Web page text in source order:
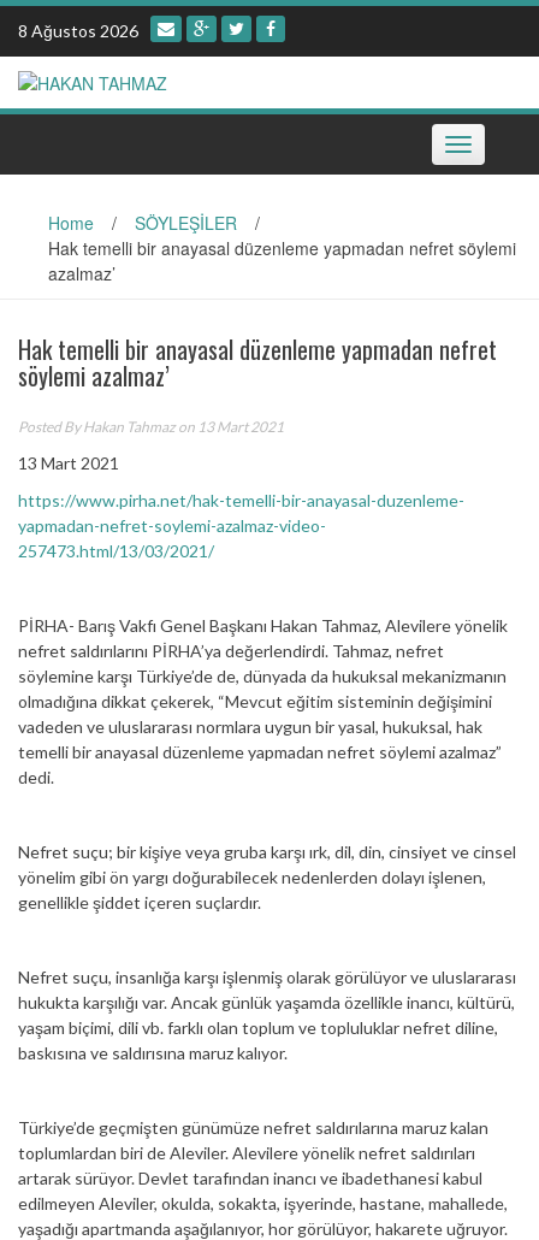
Skip
content
8 Ağustos 2026
Toggle
navigation
Home / SÖYLEŞİLER
/
Hak temelli bir anayasal düzenleme yapmadan nefret söylemi
azalmaz’
Hak temelli bir anayasal düzenleme yapmadan nefret
söylemi azalmaz’
Posted ByHakan Tahmazon 13 Mart 2021
13 Mart 2021
https://www.pirha.net/hak-temelli-bir-anayasal-duzenleme-
yapmadan-nefret-soylemi-azalmaz-video-
257473.html/13/03/2021/
PİRHA- Barış Vakfı Genel Başkanı Hakan Tahmaz, Alevilere yönelik
nefret saldırılarını PİRHA’ya değerlendirdi. Tahmaz, nefret
söylemine karşı Türkiye’de de, dünyada da hukuksal mekanizmanın
olmadığına dikkat çekerek, “Mevcut eğitim sisteminin değişimini
vadeden ve uluslararası normlara uygun bir yasal, hukuksal, hak
temelli bir anayasal düzenleme yapmadan nefret söylemi azalmaz”
dedi.
Nefret suçu; bir kişiye veya gruba karşı ırk, dil, din, cinsiyet ve cinsel
yönelim gibi ön yargı doğurabilecek nedenlerden dolayı işlenen,
genellikle şiddet içeren suçlardır.
Nefret suçu, insanlığa karşı işlenmiş olarak görülüyor ve uluslararası
hukukta karşılığı var. Ancak günlük yaşamda özellikle inancı, kültürü,
yaşam biçimi, dili vb. farklı olan toplum ve topluluklar nefret diline,
baskısına ve saldırısına maruz kalıyor.
Türkiye’de geçmişten günümüze nefret saldırılarına maruz kalan
toplumlardan biri de Aleviler. Alevilere yönelik nefret saldırıları
artarak sürüyor. Devlet tarafından inancı ve ibadethanesi kabul
edilmeyen Aleviler, okulda, sokakta, işyerinde, hastane, mahallede,
yaşadığı apartmanda aşağılanıyor, hor görülüyor, hakarete uğruyor.